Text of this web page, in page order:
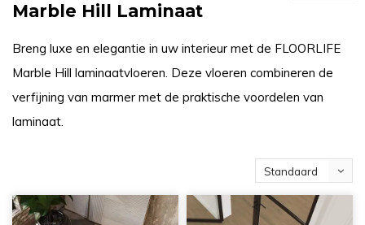
Marble Hill Laminaat
Breng luxe en elegantie in uw interieur met de FLOORLIFE
Marble Hill laminaatvloeren. Deze vloeren combineren de
verfijning van marmer met de praktische voordelen van
laminaat.
Standaard